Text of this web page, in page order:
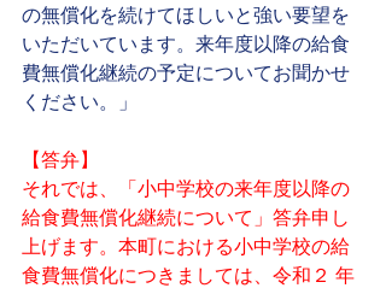
の無償化を続けてほしいと強い要望を
いただいています。来年度以降の給食
費無償化継続の予定についてお聞かせ
ください。」
【答弁】
それでは、「小中学校の来年度以降の
給食費無償化継続について」答弁申し
上げます。本町における小中学校の給
食費無償化につきましては、令和２ 年